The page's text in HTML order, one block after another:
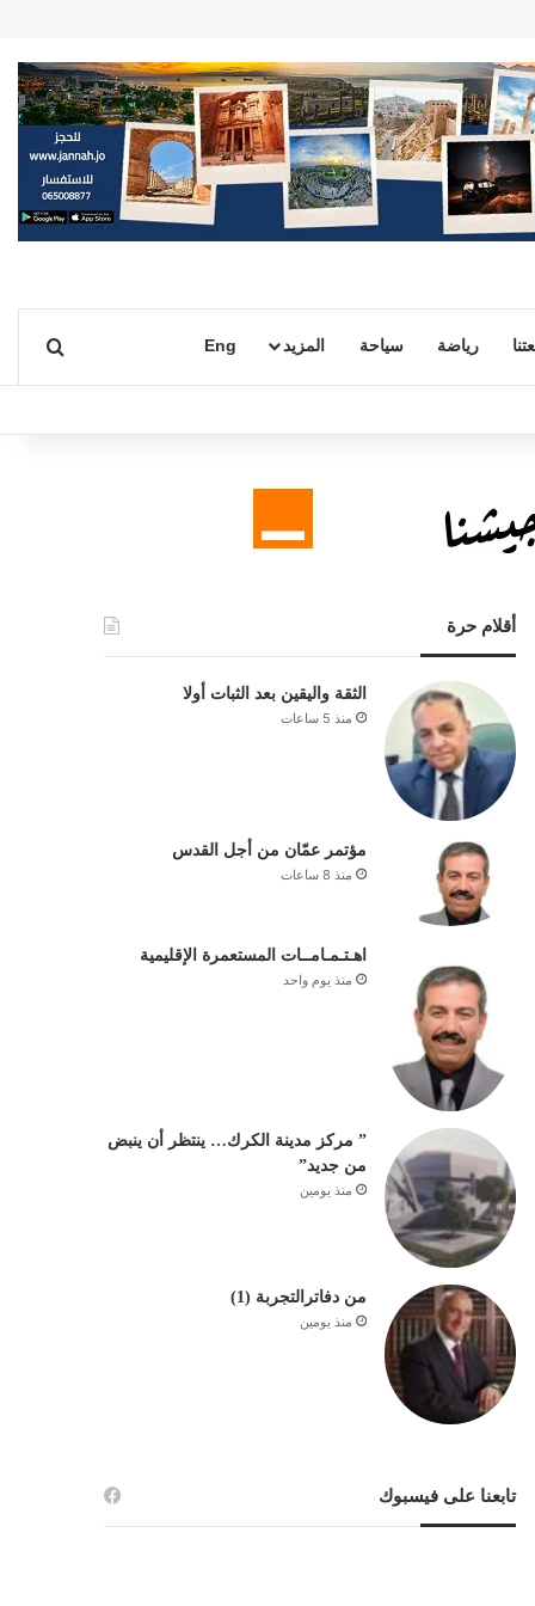
رياضة سياحة المزيد Eng بحث
أقلام حرة
الثقة واليقين بعد الثبات أولا
منذ 5 ساعات
مؤتمر عمّان من أجل القدس
منذ 8 ساعات
اهـتـمـامــات المستعمرة الإقليمية
منذ يوم واحد
” مركز مدينة الكرك… ينتظر أن ينبض
من جديد”
منذ يومين
من دفاترالتجربة (1)
منذ يومين
تابعنا على فيسبوك